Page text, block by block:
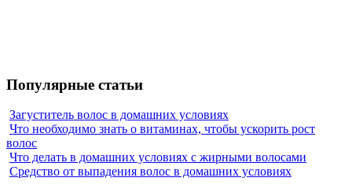
Популярные статьи
Загуститель волос в домашних условиях
Что необходимо знать о витаминах, чтобы ускорить рост
волос
Что делать в домашних условиях с жирными волосами
Средство от выпадения волос в домашних условиях